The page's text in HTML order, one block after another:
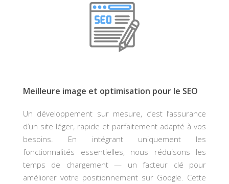
Meilleure image et optimisation pour le SEO
Un développement sur mesure, c’est l’assurance
d’un site léger, rapide et parfaitement adapté à vos
besoins. En intégrant uniquement les
fonctionnalités essentielles, nous réduisons les
temps de chargement — un facteur clé pour
améliorer votre positionnement sur Google. Cette